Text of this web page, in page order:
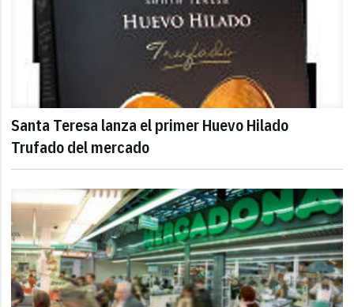
Santa Teresa lanza el primer Huevo Hilado
Trufado del mercado